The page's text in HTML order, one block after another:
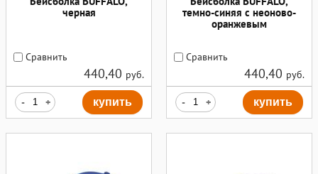
черная
Сравнить
440,40 руб.
- + купить
темно-синяя с неоново-
оранжевым
Сравнить
440,40 руб.
- + купить